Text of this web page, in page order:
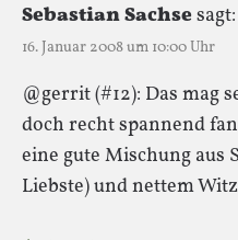
Sebastian Sachsesagt:
16. Januar 2008 um 10:00 Uhr
@gerrit (#12): Das mag
doch recht spannend
eine gute Mischung aus
Liebste) und nettem